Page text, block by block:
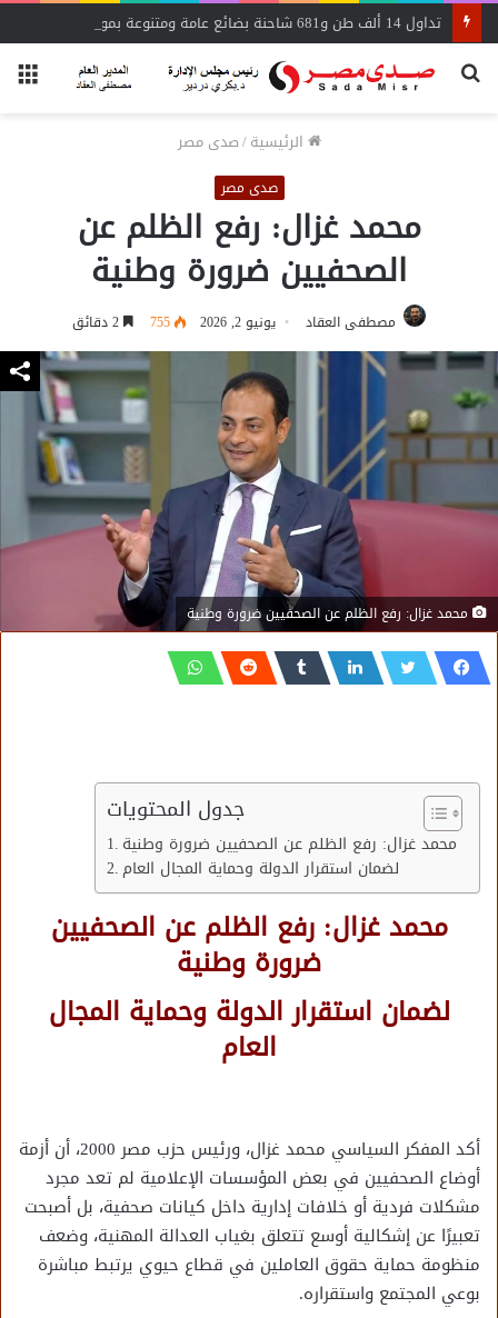
بحث
الرئيسية/صدى مصر
صدى مصر
محمد غزال: رفع الظلم عن
الصحفيين ضرورة وطنية
مصطفى العقاد يونيو 2, 2026 755
محمد غزال: رفع الظلم عن الصحفيين ضرورة وطنية
جدول المحتويات
محمد غزال: رفع الظلم عن الصحفيين ضرورة وطنية
لضمان استقرار الدولة وحماية المجال العام
محمد غزال: رفع الظلم عن الصحفيين
ضرورة وطنية
لضمان استقرار الدولة وحماية المجال
العام
أكد المفكر السياسي محمد غزال، ورئيس حزب مصر 2000، أن أزمة
أوضاع الصحفيين في بعض المؤسسات الإعلامية لم تعد مجرد
مشكلات فردية أو خلافات إدارية داخل كيانات صحفية، بل أصبحت
تعبيرًا عن إشكالية أوسع تتعلق بغياب العدالة المهنية، وضعف
منظومة حماية حقوق العاملين في قطاع حيوي يرتبط مباشرة
بوعي المجتمع واستقراره.